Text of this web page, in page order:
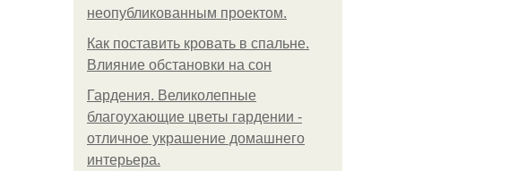
неопубликованным проектом.
Как поставить кровать в спальне.
Влияние обстановки на сон
Гардения. Великолепные
благоухающие цветы гардении -
отличное украшение домашнего
интерьера.